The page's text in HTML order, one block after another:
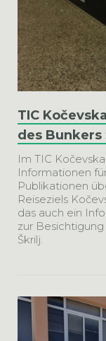
TIC
des Bunkers
Im TIC
Informationen
Publikationen
Reiseziels
das auch ein
zur
Škrilj.